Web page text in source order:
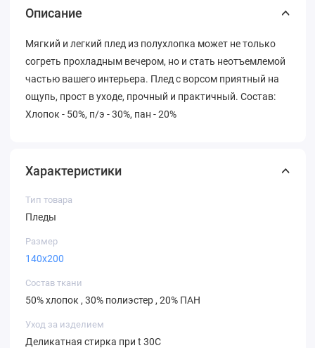
Описание
Мягкий и легкий плед из полухлопка может не только
согреть прохладным вечером, но и стать неотъемлемой
частью вашего интерьера. Плед с ворсом приятный на
ощупь, прост в уходе, прочный и практичный. Состав:
Хлопок - 50%, п/э - 30%, пан - 20%
Характеристики
Тип товара
Пледы
Размер
140х200
Состав ткани
50% хлопок , 30% полиэстер , 20% ПАН
Уход за изделием
Деликатная стирка при t 30С